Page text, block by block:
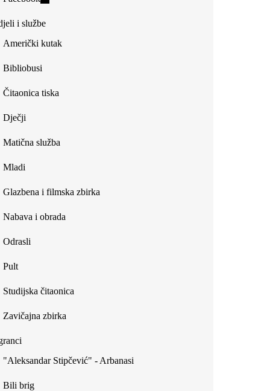
external)
external)
i službe
Američki kutak
Bibliobusi
Čitaonica tiska
Dječji
Matična služba
Mladi
Glazbena i filmska zbirka
Nabava i obrada
Odrasli
Pult
Studijska čitaonica
Zavičajna zbirka
"Aleksandar Stipčević" - Arbanasi
Bili brig